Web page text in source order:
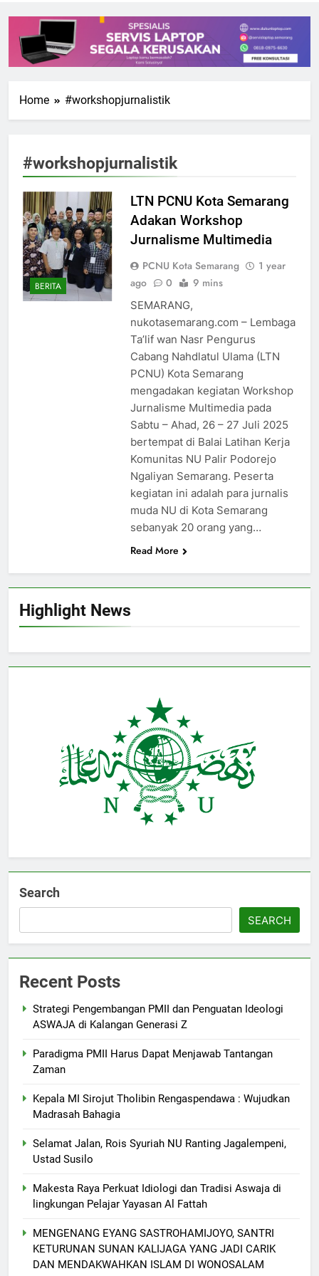
Home #workshopjurnalistik
Highlight News
#workshopjurnalistik
BERITA
LTN PCNU Kota Semarang
Adakan Workshop
Jurnalisme Multimedia
PCNU Kota Semarang
1 year
ago
0 9 mins
SEMARANG,
nukotasemarang.com – Lembaga
Ta’lif wan Nasr Pengurus
Cabang Nahdlatul Ulama (LTN
PCNU) Kota Semarang
mengadakan kegiatan Workshop
Jurnalisme Multimedia pada
Sabtu – Ahad, 26 – 27 Juli 2025
bertempat di Balai Latihan Kerja
Komunitas NU Palir Podorejo
Ngaliyan Semarang. Peserta
kegiatan ini adalah para jurnalis
muda NU di Kota Semarang
sebanyak 20 orang yang…
Read More
Search
SEARCH
Recent Posts
Strategi Pengembangan PMII dan Penguatan Ideologi
ASWAJA di Kalangan Generasi Z
Paradigma PMII Harus Dapat Menjawab Tantangan
Zaman
Kepala MI Sirojut Tholibin Rengaspendawa : Wujudkan
Madrasah Bahagia
Selamat Jalan, Rois Syuriah NU Ranting Jagalempeni,
Ustad Susilo
Makesta Raya Perkuat Idiologi dan Tradisi Aswaja di
lingkungan Pelajar Yayasan Al Fattah
MENGENANG EYANG SASTROHAMIJOYO, SANTRI
KETURUNAN SUNAN KALIJAGA YANG JADI CARIK
DAN MENDAKWAHKAN ISLAM DI WONOSALAM